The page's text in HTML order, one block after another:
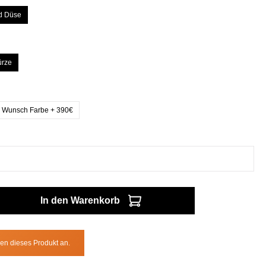
Düse
Wunsch Farbe + 390€
In den Warenkorb
dieses Produkt an.